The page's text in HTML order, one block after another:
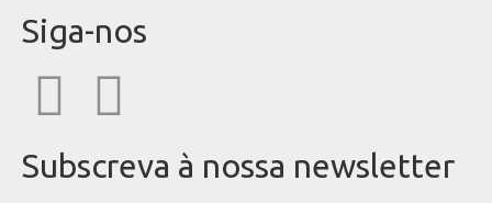
Siga-nos
Subscreva à nossa newsletter